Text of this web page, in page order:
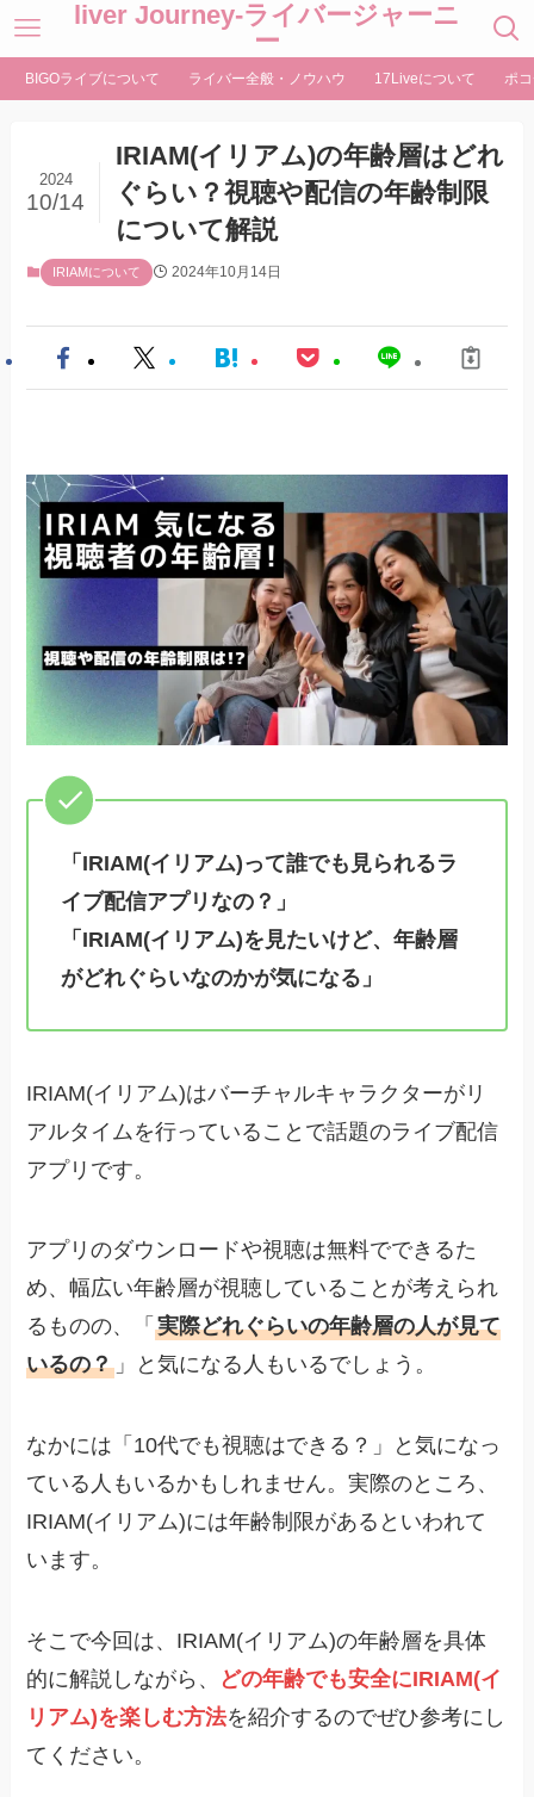
liver Journey-ライバージャーニ
ー
BIGOライブについて ライバー全般・ノウハウ 17Liveについて ポ
IRIAM(イリアム)の年齢層はどれ
ぐらい？視聴や配信の年齢制限
について解説
2024
10/14
IRIAMについて 2024年10月14日
「IRIAM(イリアム)って誰でも見られるラ
イブ配信アプリなの？」
「IRIAM(イリアム)を見たいけど、年齢層
がどれぐらいなのかが気になる」
IRIAM(イリアム)はバーチャルキャラクターがリ
アルタイムを行っていることで話題のライブ配信
アプリです。
アプリのダウンロードや視聴は無料でできるた
め、幅広い年齢層が視聴していることが考えられ
るものの、「実際どれぐらいの年齢層の人が見て
いるの？ 」と気になる人もいるでしょう。
なかには「10代でも視聴はできる？」と気になっ
ている人もいるかもしれません。実際のところ、
IRIAM(イリアム)には年齢制限があるといわれて
います。
そこで今回は、IRIAM(イリアム)の年齢層を具体
的に解説しながら、
どの年齢でも安全にIRIAM(イ
リアム)を楽しむ方法を紹介するのでぜひ参考にし
てください。